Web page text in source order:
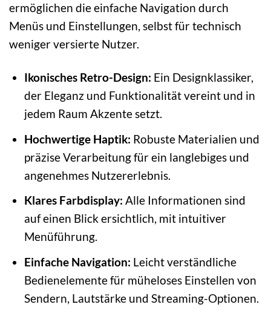
ermöglichen die einfache Navigation durch
Menüs und Einstellungen, selbst für technisch
weniger versierte Nutzer.
Ikonisches Retro-Design: Ein Designklassiker,
der Eleganz und Funktionalität vereint und in
jedem Raum Akzente setzt.
Hochwertige Haptik: Robuste Materialien und
präzise Verarbeitung für ein langlebiges und
angenehmes Nutzererlebnis.
Klares Farbdisplay: Alle Informationen sind
auf einen Blick ersichtlich, mit intuitiver
Menüführung.
Einfache Navigation: Leicht verständliche
Bedienelemente für müheloses Einstellen von
Sendern, Lautstärke und Streaming-Optionen.